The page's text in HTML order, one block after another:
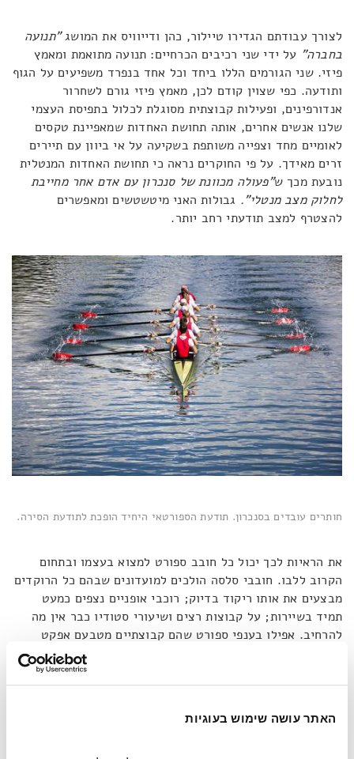
האתר עושה שימוש בעוגיות
לצורך עבודתם הגדירו טיילור, כהן ודייוויס את המושג"תנועה
בחברה" על ידי שני רכיבים הכרחיים: תנועה מתואמת ומאמץ
פיזי. שני הגורמים הללו ביחד וכל אחד בנפרד משפיעים על הגוף
ותודעה. כפי שצוין קודם לכן, מאמץ פיזי גורם לשחרור
אנדורפינים, ופעילות קבוצתית מסוגלת לכלול בתפיסת העצמי
שלנו אנשים אחרים, אותה תחושת האחדות שמאפיינת טקסים
לאומיים מחד וצפייה משותפת בשקיעה על אי ביוון עם תיירים
זרים מאידך. על פי החוקרים נראה כי תחושת האחדות המנטלית
נובעת מכך ש"פעולה מכוונת של סנכרון עם אדם אחר מחייבת
לחלוק מצב מנטלי". גבולות האני מיטשטשים ומאפשרים
להצטרף למצב תודעתי רחב יותר.
חותרים עובדים בסנכרון. תודעת הספורטאי היחיד הופכת לתודעת הסירה.
את הראיות לכך יכול כל חובב ספורט למצוא בעצמו ובתחום
הקרוב ללבו. חובבי סלסה הולכים למועדונים שבהם כל הרוקדים
מבצעים את אותו ריקוד בדיוק; רוכבי אופניים נצפים כמעט
תמיד בשיירות; על קבוצות רצים ושיעורי סטודיו כבר אין מה
להרחיב. אפילו בענפי ספורט שהם קבוצתיים מטבעם אפקט
הסנכרון ניכר בבירור. אחת הסיבות שסר אלכס פרגוסון נחשב
לגאון כדורגל הייתה היכולת שלו להוביל את קבוצתו מנצ'סטר
יונייטד לאליפויות שנה אחרי שנה, למרות שהורכבה מהרבה
עולם הכדורגל ראה בהם סוסי עבודה ולא כוכבים זוהרים.